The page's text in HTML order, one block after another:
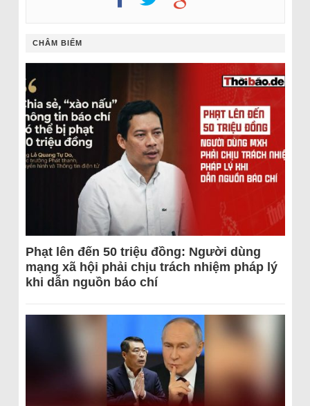
CHÂM BIẾM
Phạt lên đến 50 triệu đồng: Người dùng
mạng xã hội phải chịu trách nhiệm pháp lý
khi dẫn nguồn báo chí